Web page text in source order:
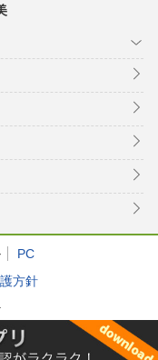
PC
方針